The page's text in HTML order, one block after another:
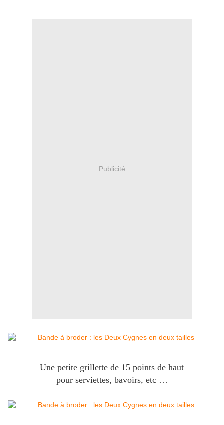
Publicité
Une petite grillette de 15 points de haut
pour serviettes, bavoirs, etc …